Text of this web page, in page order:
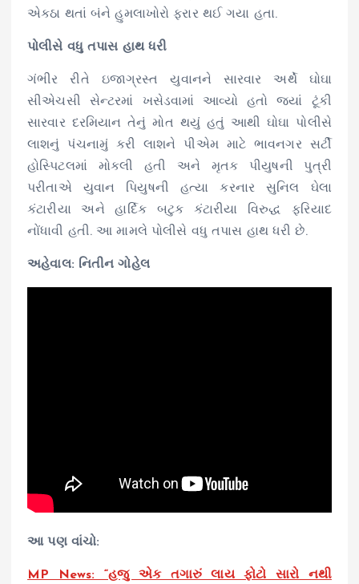
એકઠા થતાં બંને હુમલાખોરો ફરાર થઈ ગયા હતા.
પોલીસે વધુ તપાસ હાથ ધરી
ગંભીર રીતે ઇજાગ્રસ્ત યુવાનને સારવાર અર્થે ઘોઘા
સીએચસી સેન્ટરમાં ખસેડવામાં આવ્યો હતો જ્યાં ટૂંકી
સારવાર દરમિયાન તેનું મોત થયું હતું આથી ઘોઘા પોલીસે
લાશનું પંચનામું કરી લાશને પીએમ માટે ભાવનગર સર્ટી
હોસ્પિટલમાં મોકલી હતી અને મૃતક પીયુષની પુત્રી
પરીતાએ યુવાન પિયુષની હત્યા કરનાર સુનિલ ઘેલા
કંટારીયા અને હાર્દિક બટુક કંટારીયા વિરુદ્ધ ફરિયાદ
નોંધાવી હતી. આ મામલે પોલીસે વધુ તપાસ હાથ ધરી છે.
અહેવાલ: નિતીન ગોહેલ
આ પણ વાંચો:
MP News: “હજુ એક તગારું લાય ફોટો સારો નથી